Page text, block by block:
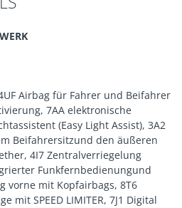
Airbag für Fahrer und Beifahrer
7AA elektronische
(Easy Light Assist), 3A2
Beifahrersitzund den äußeren
4I7 Zentralverriegelung
Funkfernbedienungund
vorne mit Kopfairbags, 8T6
mit SPEED LIMITER, 7J1 Digital